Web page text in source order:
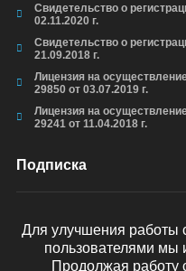
Свидетельство о
02.11.2020 г.
Свидетельство о
21.09.2018 г.
Лицензия на
29850 от 03.07.2019 г.
Лицензия на
29241 от 11.04.2018 г.
Подписка
Для улучшения работы
пользователями мы
Продолжая работу